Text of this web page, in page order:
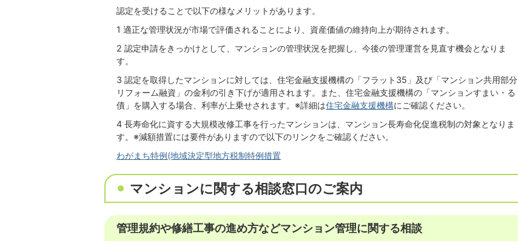
認定を受けることで以下の様なメリットがあります。
1 適正な管理状況が市場で評価されることにより、資産価値の維持向上が期待されます。
2 認定申請をきっかけとして、マンションの管理状況を把握し、今後の管理運営を見直す機会となりま
す。
3 認定を取得したマンションに対しては、住宅金融支援機構の「フラット35」及び「マンション共用部分
リフォーム融資」の金利の引き下げが適用されます。また、住宅金融支援機構の「マンションすまい・る
債」を購入する場合、利率が上乗せされます。※詳細は住宅金融支援機構にご確認ください。
4 長寿命化に資する大規模改修工事を行ったマンションは、マンション長寿命化促進税制の対象となりま
す。※減額措置には要件がありますので以下のリンクをご確認ください。
わがまち特例(地域決定型地方税制特例措置
マンションに関する相談窓口のご案内
管理規約や修繕工事の進め方などマンション管理に関する相談